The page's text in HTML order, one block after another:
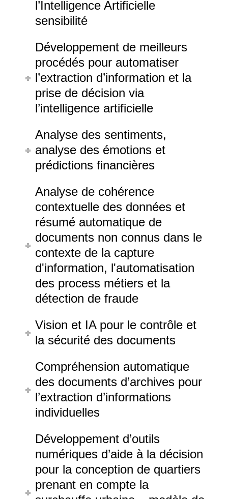
l’Intelligence Artificielle
sensibilité
Développement de meilleurs
procédés pour automatiser
l’extraction d’information et la
prise de décision via
l’intelligence artificielle
Analyse des sentiments,
analyse des émotions et
prédictions financières
Analyse de cohérence
contextuelle des données et
résumé automatique de
documents non connus dans le
contexte de la capture
d'information, l'automatisation
des process métiers et la
détection de fraude
Vision et IA pour le contrôle et
la sécurité des documents
Compréhension automatique
des documents d’archives pour
l’extraction d’informations
individuelles
Développement d’outils
numériques d’aide à la décision
pour la conception de quartiers
prenant en compte la